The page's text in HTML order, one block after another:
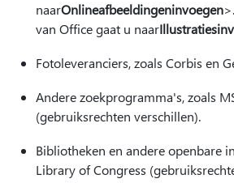
naarOnlineafbeeldingeninvoegen
van Office gaat u naarIllustraties
Fotoleveranciers, zoals Corbis en
Andere zoekprogramma's, zoals
(gebruiksrechten verschillen).
Bibliotheken en andere openbare
Library of Congress